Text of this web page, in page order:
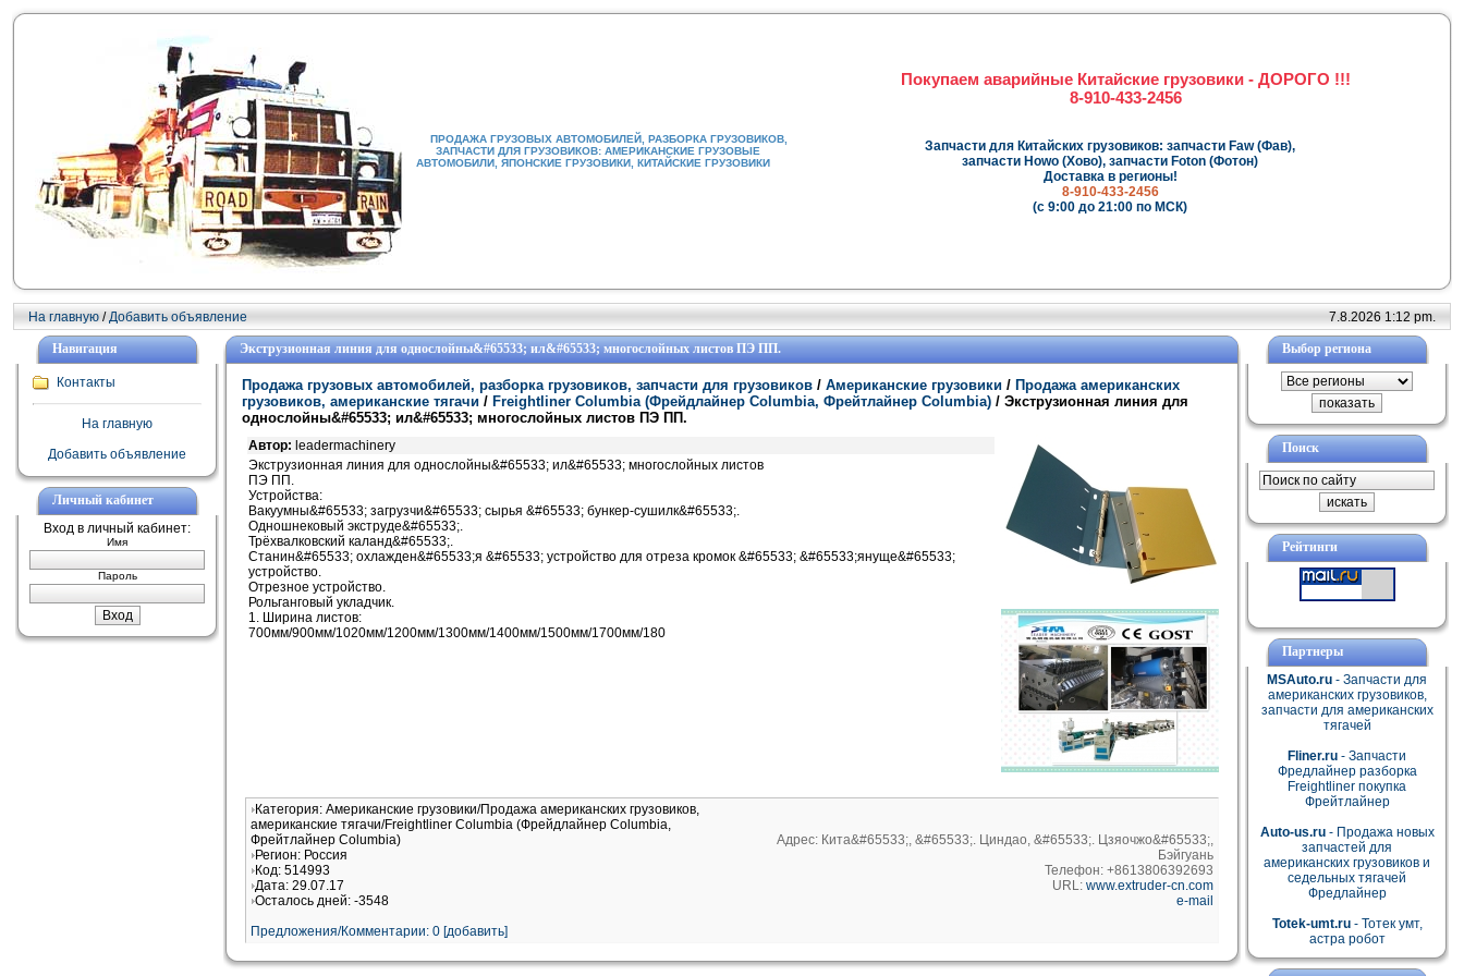
ПРОДАЖА ГРУЗОВЫХ АВТОМОБИЛЕЙ, РАЗБОРКА ГРУЗОВИКОВ,
ЗАПЧАСТИ ДЛЯ ГРУЗОВИКОВ: АМЕРИКАНСКИЕ ГРУЗОВЫЕ
АВТОМОБИЛИ, ЯПОНСКИЕ ГРУЗОВИКИ, КИТАЙСКИЕ ГРУЗОВИКИ
Покупаем аварийные Китайские грузовики - ДОРОГО !!!
8-910-433-2456
Запчасти для Китайских грузовиков: запчасти Faw (Фав),
запчасти Howo (Хово), запчасти Foton (Фотон)
Доставка в регионы!
8-910-433-2456
(с 9:00 до 21:00 по МСК)
На главную /Добавить объявление 7.8.2026 1:12 pm.
Навигация
Контакты
На главную
Добавить объявление
Личный кабинет
Вход в личный кабинет:
Имя
Пароль
Экструзионная линия для однослойны&#65533; ил&#65533; многослойных листов ПЭ ПП.
Продажа грузовых автомобилей, разборка грузовиков, запчасти для грузовиков / Американские грузовики / Продажа американских
грузовиков, американские тягачи / Freightliner Columbia (Фрейдлайнер Columbia, Фрейтлайнер Columbia) / Экструзионная линия для
однослойны&#65533; ил&#65533; многослойных листов ПЭ ПП.
Автор: leadermachinery
Экструзионная линия для однослойны&#65533; ил&#65533; многослойных листов
ПЭ ПП.
Устройства:
Вакуумны&#65533; загрузчи&#65533; сырья &#65533; бункер-сушилк&#65533;.
Одношнековый экструде&#65533;.
Трёхвалковский каланд&#65533;.
Станин&#65533; охлажден&#65533;я &#65533; устройство для отреза кромок &#65533; &#65533;януще&#65533;
устройство.
Отрезное устройство.
Рольганговый укладчик.
1. Ширина листов:
700мм/900мм/1020мм/1200мм/1300мм/1400мм/1500мм/1700мм/180
Категория: Американские грузовики/Продажа американских грузовиков,
американские тягачи/Freightliner Columbia (Фрейдлайнер Columbia,
Фрейтлайнер Columbia)
Регион: Россия
Код: 514993
Дата: 29.07.17
Осталось дней: -3548
Предложения/Комментарии: 0 [добавить]
Адрес: Кита&#65533;, &#65533;. Циндао, &#65533;. Цзяочжо&#65533;,
Бэйгуань
Телефон: +8613806392693
URL: www.extruder-cn.com
e-mail
Выбор региона
Поиск
Рейтинги
Партнеры
MSAuto.ru - Запчасти для
американских грузовиков,
запчасти для американских
тягачей
Fliner.ru - Запчасти
Фредлайнер разборка
Freightliner покупка
Фрейтлайнер
Auto-us.ru- Продажа новых
запчастей для
американских грузовиков и
седельных тягачей
Фредлайнер
Totek-umt.ru- Тотек умт,
астра робот